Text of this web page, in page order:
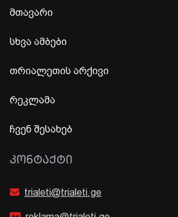
მთავარი
სხვა ამბები
თრიალეთის არქივი
რეკლამა
ჩვენ შესახებ
ᲙᲝᲜᲢᲐᲥᲢᲘ
trialeti@trialeti.ge